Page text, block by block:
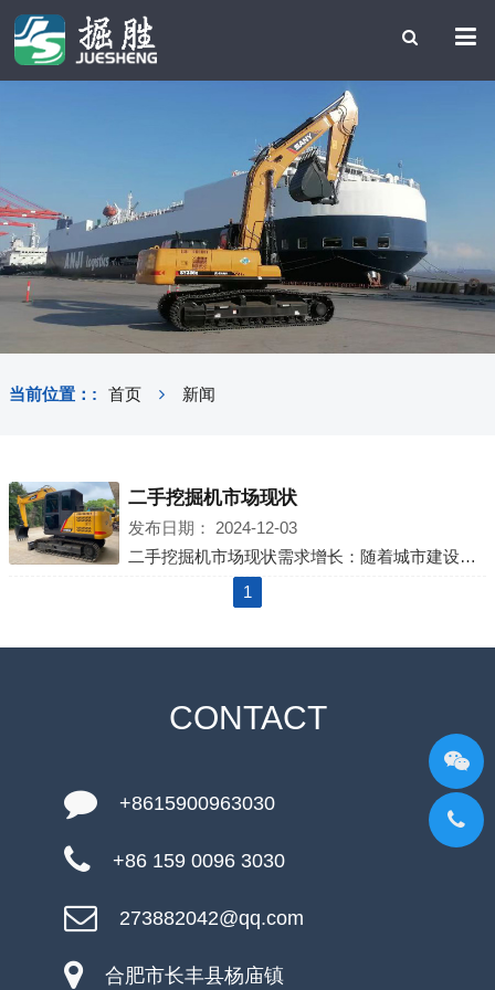
当前位置：: 首页 新闻
二手挖掘机市场现状
发布日期：
2024-12-03
二手挖掘机市场现状需求增长：随着城市建设和基础设施建设的推进，挖掘机的市场需求逐年增加，二手挖掘机市场也应运而生且发展迅速，为预算有限的用户提供了更经济的选择.线上交易兴起：越来越多的线上交易平台涌现
1
CONTACT
+8615900963030
+86 159 0096 3030
273882042@qq.com
合肥市长丰县杨庙镇